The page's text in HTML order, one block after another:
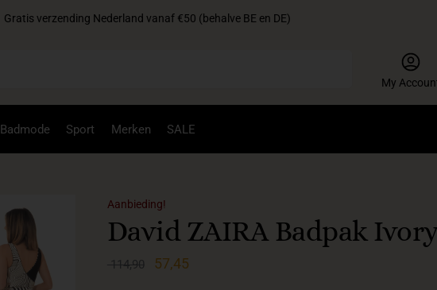
Gratis verzending Nederland vanaf €50 (behalve BE en DE)
My
Badmode Sport Merken SALE
Aanbieding!
David ZAIRA Badpak
114,90 57,45